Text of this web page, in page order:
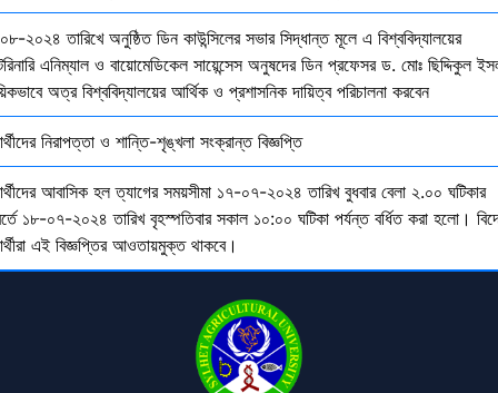
২০২৪ তারিখে অনুষ্ঠিত ডিন কাউন্সিলের সভার সিদ্ধান্ত মূলে এ বিশ্ববিদ্যালয়ের
এনিম্যাল ও বায়োমেডিকেল সায়েন্সেস অনুষদের ডিন প্রফেসর ড. মোঃ ছিদ্দিকুল
অত্র বিশ্ববিদ্যালয়ের আর্থিক ও প্রশাসনিক দায়িত্ব পরিচালনা করবেন
নিরাপত্তা ও শান্তি-শৃঙ্খলা সংক্রান্ত বিজ্ঞপ্তি
আবাসিক হল ত্যাগের সময়সীমা ১৭-০৭-২০২৪ তারিখ বুধবার বেলা ২.০০ ঘটিকার
১৮-০৭-২০২৪ তারিখ বৃহস্পতিবার সকাল ১০:০০ ঘটিকা পর্যন্ত বর্ধিত করা হলো।
এই বিজ্ঞপ্তির আওতায়মুক্ত থাকবে।